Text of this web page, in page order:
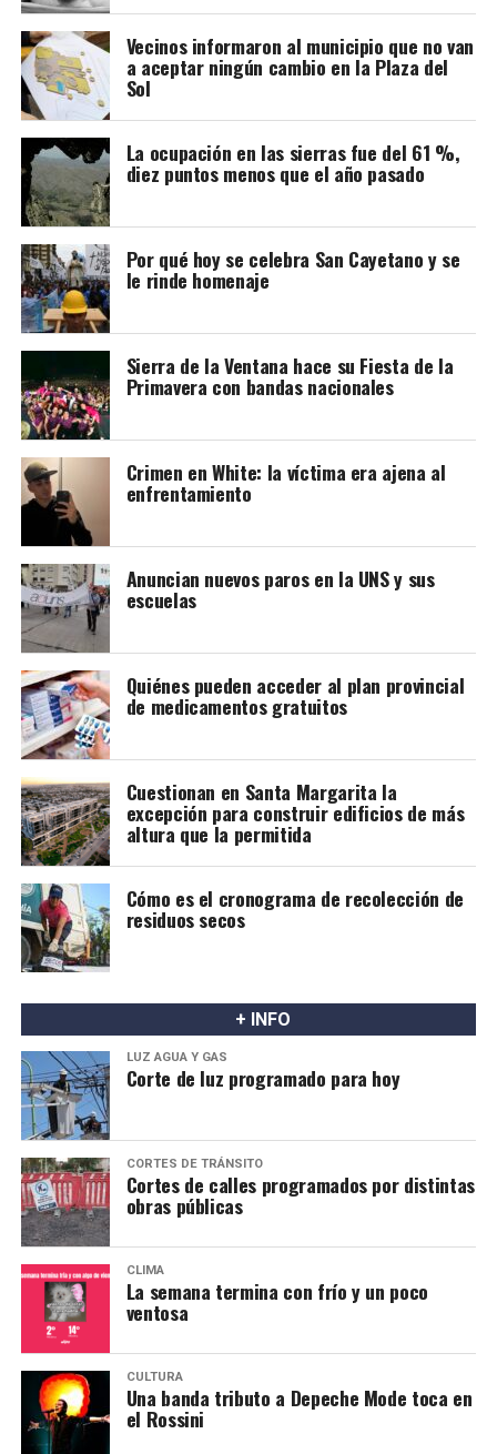
Vale señalar que información por la Provincia, la
temporada de invierno mostró una baja generalizada en
todo el territorio, con una disminución del 27 % en la
ocupación hotelera y un 11 % menos de turistas en
comparación con el año anterior.
Vecinos informaron al municipio que no van
a aceptar ningún cambio en la Plaza del
Sol
La ocupación en las sierras fue del 61 %,
diez puntos menos que el año pasado
Por qué hoy se celebra San Cayetano y se
le rinde homenaje
Sierra de la Ventana hace su Fiesta de la
Primavera con bandas nacionales
Crimen en White: la víctima era ajena al
enfrentamiento
Anuncian nuevos paros en la UNS y sus
escuelas
Quiénes pueden acceder al plan provincial
de medicamentos gratuitos
Cuestionan en Santa Margarita la
excepción para construir edificios de más
altura que la permitida
Cómo es el cronograma de recolección de
residuos secos
+ INFO
LUZ AGUA Y GAS
Corte de luz programado para hoy
CORTES DE TRÁNSITO
Cortes de calles programados por distintas
obras públicas
CLIMA
La semana termina con frío y un poco
ventosa
CULTURA
Una banda tributo a Depeche Mode toca en
el Rossini